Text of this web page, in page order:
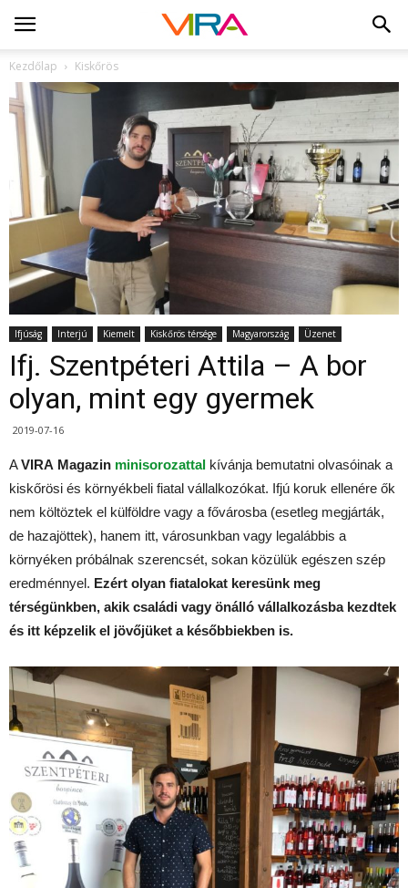
Kezdőlap Kiskőrös
Ifjúság Interjú Kiemelt Kiskőrös térsége Magyarország Üzenet
Ifj. Szentpéteri Attila – A bor
olyan, mint egy gyermek
2019-07-16
AVIRA Magazin minisorozattal kívánja bemutatni olvasóinak a
kiskőrösi és környékbeli fiatal vállalkozókat. Ifjú koruk ellenére ők
nem költöztek el külföldre vagy a fővárosba (esetleg megjárták,
de hazajöttek), hanem itt, városunkban vagy legalábbis a
környéken próbálnak szerencsét, sokan közülük egészen szép
eredménnyel. Ezért olyan fiatalokat keresünk meg
térségünkben, akik családi vagy önálló vállalkozásba kezdtek
és itt képzelik el jövőjüket a későbbiekben is.